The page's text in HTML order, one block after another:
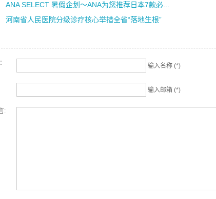
ANA SELECT 暑假企划～ANA为您推荐日本7款必...
河南省人民医院分级诊疗核心举措全省“落地生根”
输入名称 (*)
输入邮箱 (*)
: